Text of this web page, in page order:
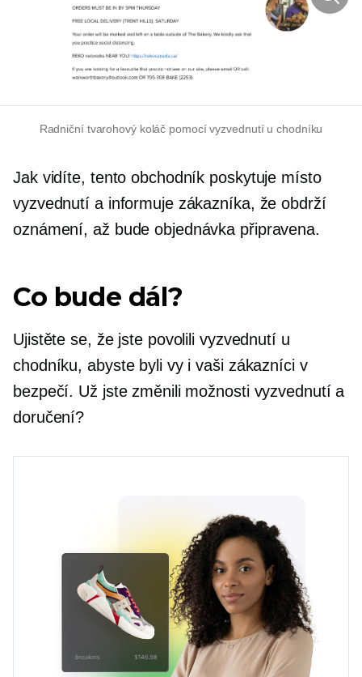
Radniční tvarohový koláč pomocí vyzvednutí u chodníku
Jak vidíte, tento obchodník poskytuje místo
vyzvednutí a informuje zákazníka, že obdrží
oznámení, až bude objednávka připravena.
Co bude dál?
Ujistěte se, že jste povolili vyzvednutí u
chodníku, abyste byli vy i vaši zákazníci v
bezpečí. Už jste změnili možnosti vyzvednutí a
doručení?